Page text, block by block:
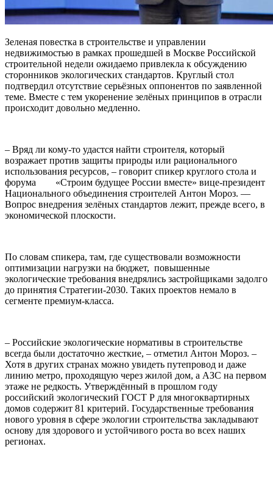
Зеленая повестка в строительстве и управлении
недвижимостью в рамках прошедшей в Москве Российской
строительной недели ожидаемо привлекла к обсуждению
сторонников экологических стандартов. Круглый стол
подтвердил отсутствие серьёзных оппонентов по заявленной
теме. Вместе с тем укоренение зелёных принципов в отрасли
происходит довольно медленно.
– Вряд ли кому-то удастся найти строителя, который
возражает против защиты природы или рационального
использования ресурсов, – говорит спикер круглого стола и
форума «Строим будущее России вместе» вице-президент
Национального объединения строителей Антон Мороз. ––
Вопрос внедрения зелёных стандартов лежит, прежде всего, в
экономической плоскости.
По словам спикера, там, где существовали возможности
оптимизации нагрузки на бюджет, повышенные
экологические требования внедрялись застройщиками задолго
до принятия Стратегии-2030. Таких проектов немало в
сегменте премиум-класса.
– Российские экологические нормативы в строительстве
всегда были достаточно жесткие, – отметил Антон Мороз. –
Хотя в других странах можно увидеть путепровод и даже
линию метро, проходящую через жилой дом, а АЗС на первом
этаже не редкость. Утверждённый в прошлом году
российский экологический ГОСТ Р для многоквартирных
домов содержит 81 критерий. Государственные требования
нового уровня в сфере экологии строительства закладывают
основу для здорового и устойчивого роста во всех наших
регионах.